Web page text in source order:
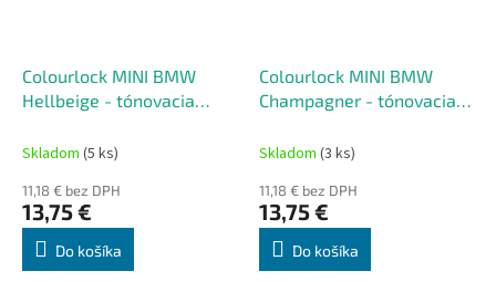
Colourlock MINI BMW
Hellbeige - tónovacia
50 ml
Skladom (5 ks)
11,18 € bez DPH
13,75 €
Do košíka
Colourlock MINI BMW
Champagner - tónovacia
50 ml
Skladom (3 ks)
11,18 € bez DPH
13,75 €
Do košíka